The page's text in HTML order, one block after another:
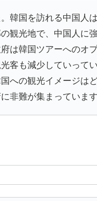
韓国を訪れる中国人
観光地で、中国人に
は韓国ツアーへのオ
客も減少していって
への観光イメージは
非難が集まっています